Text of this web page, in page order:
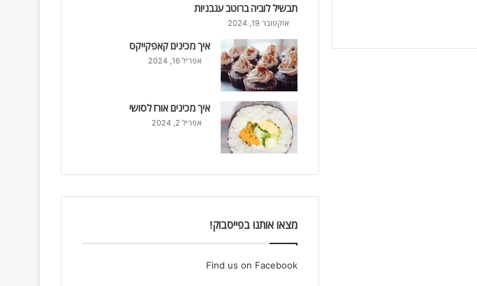
תבשיל לוביה ברוטב עגבניות
אוקטובר 19, 2024
איך מכינים קאפקייקס
אפריל 16, 2024
איך מכינים אורז לסושי
אפריל 2, 2024
מצאו אותנו בפייסבוק!
Find us on Facebook